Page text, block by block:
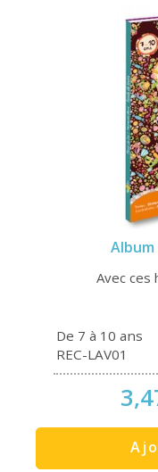
Avec ces
De 7 à 10 ans
REC-LAV01